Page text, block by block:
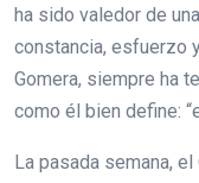
ha sido valedor de
constancia, esfuerzo
Gomera, siempre ha
como él bien define:
La pasada semana,